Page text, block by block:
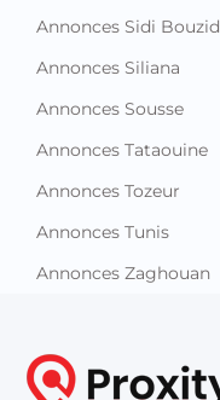
Annonces Sidi Bouzid
Annonces Siliana
Annonces Sousse
Annonces Tataouine
Annonces Tozeur
Annonces Tunis
Annonces Zaghouan